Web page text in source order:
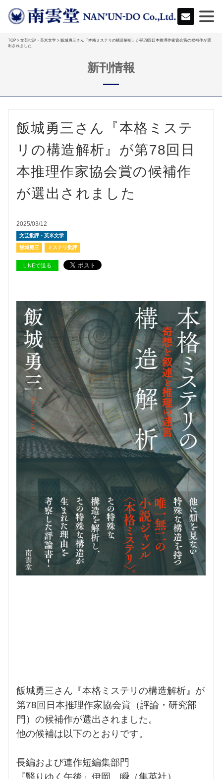
TOP > 文芸批評・英米文学 > 飯城勇三さん『本格ミステリの構造解析』が第78回日本推理作家協会賞の候補作が選
出されました
新刊情報
飯城勇三さん『本格ミステ
リの構造解析』が第78回日
本推理作家協会賞の候補作
が選出されました
2025/03/12
文芸批評・英米文学
飯城勇三 ミステリ批評
LINEで送る
飯城勇三さん『本格ミステリの構造解析』が
第78回日本推理作家協会賞（評論・研究部
門）の候補作が選出されました。
他の候補は以下のとおりです。
長編および連作短編集部門
『翳りゆく午後』伊岡 瞬（集英社）